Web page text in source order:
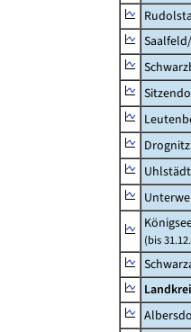
Drognitz
(bis